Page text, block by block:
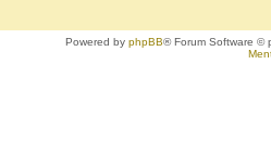
Powered byphpBB® Forum Software ©